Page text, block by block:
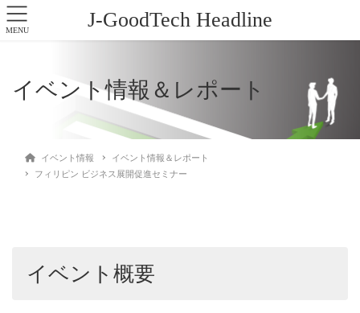
J-GoodTech Headline
イベント情報＆レポート
イベント情報
イベント情報＆レポート
フィリピン ビジネス展開促進セミナー
イベント概要
MENU